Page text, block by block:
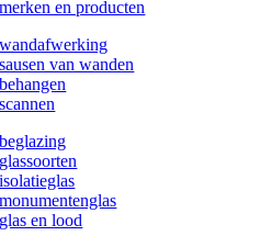
merken en producten
wandafwerking
sausen van wanden
behangen
scannen
beglazing
glassoorten
isolatieglas
monumentenglas
glas en lood